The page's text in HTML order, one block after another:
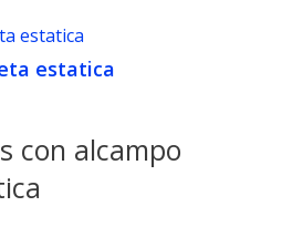
estatica
con alcampo